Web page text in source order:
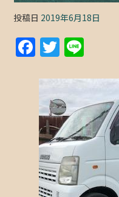
投稿日 2019年6月18日
F
a
c
e
b
o
o
k
T
w
itt
er
e